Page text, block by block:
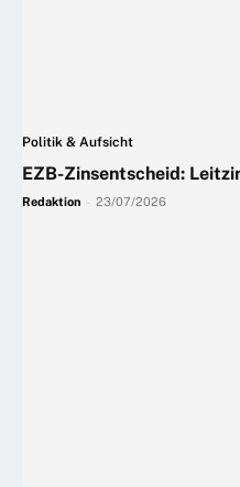
Politik & Aufsicht
EZB-Zinsentscheid:
Redaktion 23/07/2026